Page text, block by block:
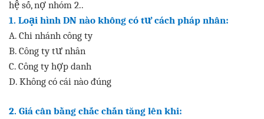
hệ số, nợ nhóm 2..
1. Loại hình DN nào không có tư cách pháp nhân:
A. Chi nhánh công ty
B. Công ty tư nhân
C. Công ty hợp danh
D. Không có cái nào đúng
2. Giá cân bằng chắc chắn tăng lên khi: